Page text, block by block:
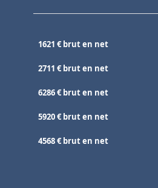
1621 € brut en net
2711 € brut en net
6286 € brut en net
5920 € brut en net
4568 € brut en net